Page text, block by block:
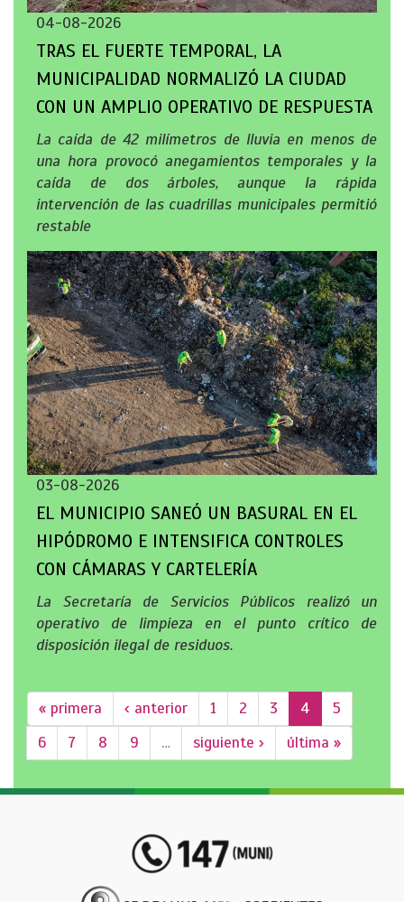
04-08-2026
TRAS EL FUERTE TEMPORAL, LA
MUNICIPALIDAD NORMALIZÓ LA CIUDAD
CON UN AMPLIO OPERATIVO DE RESPUESTA
La caída de 42 milímetros de lluvia en menos de
una hora provocó anegamientos temporales y la
caída de dos árboles, aunque la rápida
intervención de las cuadrillas municipales permitió
restable
03-08-2026
EL MUNICIPIO SANEÓ UN BASURAL EN EL
HIPÓDROMO E INTENSIFICA CONTROLES
CON CÁMARAS Y CARTELERÍA
La Secretaría de Servicios Públicos realizó un
operativo de limpieza en el punto crítico de
disposición ilegal de residuos.
« primera ‹ anterior 1 2 3 4
5
6
7 8 9 … siguiente › última »